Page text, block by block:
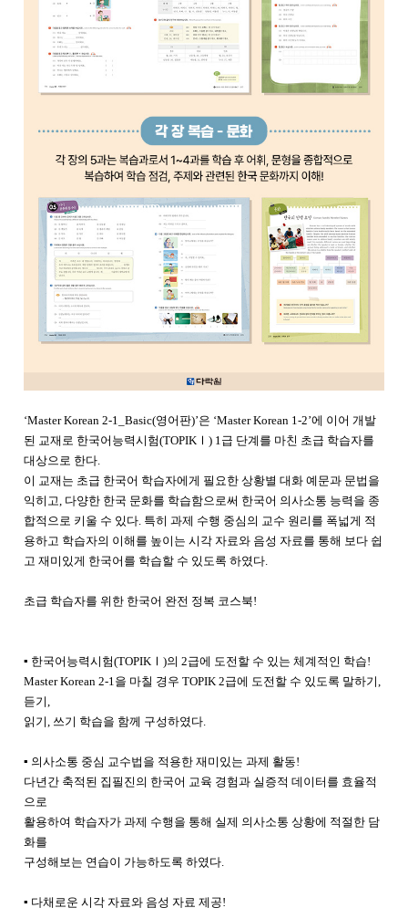
‘Master Korean 2-1_Basic(영어판)’은 ‘Master Korean 1-2’에 이어 개발
된 교재로 한국어능력시험(TOPIK Ⅰ ) 1급 단계를 마친 초급 학습자를
대상으로 한다.
이 교재는 초급 한국어 학습자에게 필요한 상황별 대화 예문과 문법을
익히고, 다양한 한국 문화를 학습함으로써 한국어 의사소통 능력을 종
합적으로 키울 수 있다. 특히 과제 수행 중심의 교수 원리를 폭넓게 적
용하고 학습자의 이해를 높이는 시각 자료와 음성 자료를 통해 보다 쉽
고 재미있게 한국어를 학습할 수 있도록 하였다.
초급 학습자를 위한 한국어 완전 정복 코스북!
▪ 한국어능력시험(TOPIK Ⅰ )의 2급에 도전할 수 있는 체계적인 학습!
Master Korean 2-1을 마칠 경우 TOPIK 2급에 도전할 수 있도록 말하기,
듣기,
읽기, 쓰기 학습을 함께 구성하였다.
▪ 의사소통 중심 교수법을 적용한 재미있는 과제 활동!
다년간 축적된 집필진의 한국어 교육 경험과 실증적 데이터를 효율적
으로
활용하여 학습자가 과제 수행을 통해 실제 의사소통 상황에 적절한 담
화를
구성해보는 연습이 가능하도록 하였다.
▪ 다채로운 시각 자료와 음성 자료 제공!